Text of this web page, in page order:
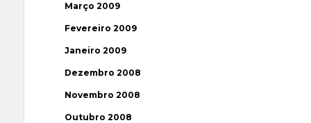
Março 2009
Fevereiro 2009
Janeiro 2009
Dezembro 2008
Novembro 2008
Outubro 2008